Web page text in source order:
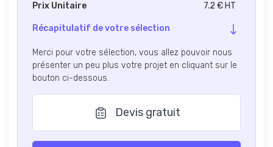
Prix Unitaire 7.2 € HT
Récapitulatif de votre sélection
Merci pour votre sélection, vous allez pouvoir nous
présenter un peu plus votre projet en cliquant sur le
bouton ci-dessous.
Devis gratuit